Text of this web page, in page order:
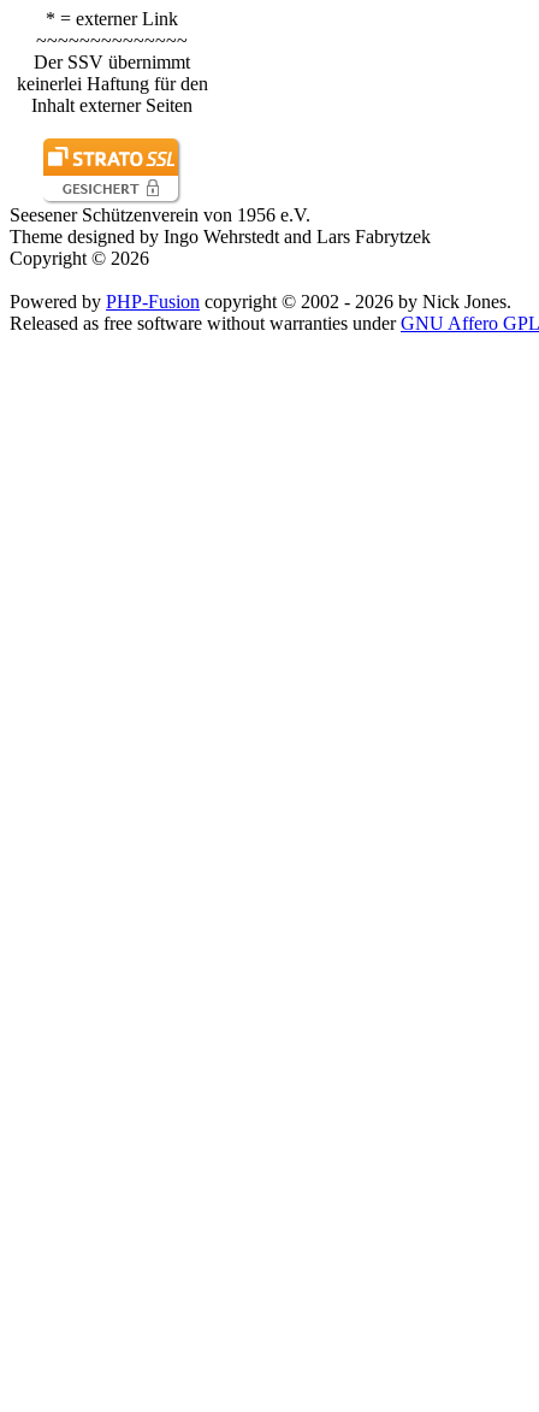
* = externer Link
~~~~~~~~~~~~~~
Der SSV übernimmt
keinerlei Haftung für den
Inhalt externer Seiten
Seesener Schützenverein von 1956 e.V.
Theme designed by Ingo Wehrstedt and Lars Fabrytzek
Copyright © 2026
Powered by PHP-Fusion copyright © 2002 - 2026 by Nick Jones.
Released as free software without warranties underGNU Affero GPL